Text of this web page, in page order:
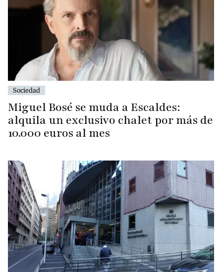
Sociedad
Miguel Bosé se muda a Escaldes:
alquila un exclusivo chalet por más de
10.000 euros al mes